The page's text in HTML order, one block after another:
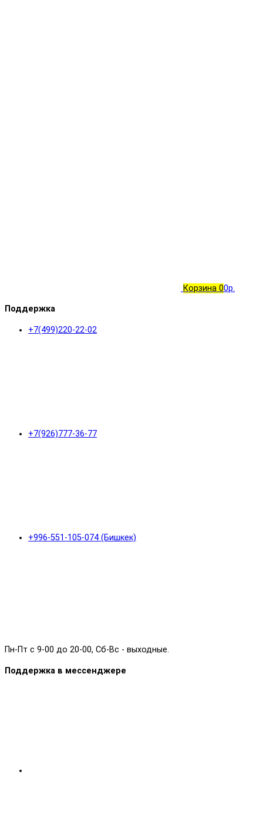
Корзина 00р.
Поддержка
+7(499)220-22-02
+7(926)777-36-77
+996-551-105-074 (Бишкек)
Пн-Пт с 9-00 до 20-00, Сб-Вс - выходные.
Поддержка в мессенджере